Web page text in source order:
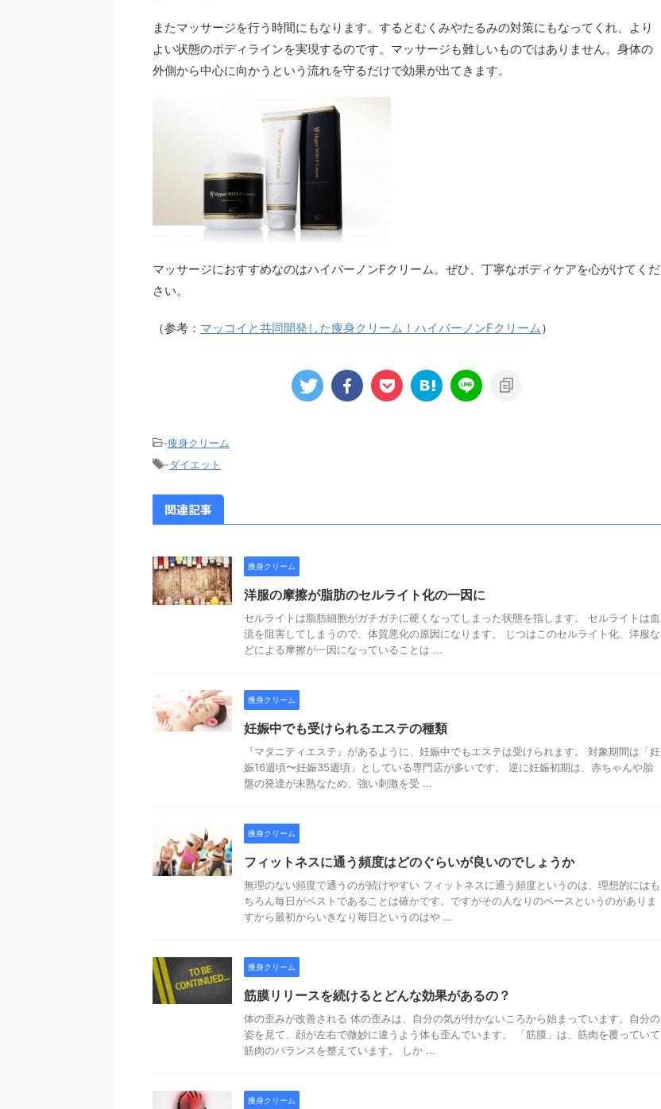
またマッサージを行う時間にもなります。するとむくみやたるみの対策にもなってくれ、より
よい状態のボディラインを実現するのです。マッサージも難しいものではありません。身体の
外側から中心に向かうという流れを守るだけで効果が出てきます。
マッサージにおすすめなのはハイパーノンFクリーム。ぜひ、丁寧なボディケアを心がけてくだ
さい。
（参考： マッコイと共同開発した痩身クリーム！ハイパーノンFクリーム）
-痩身クリーム
-ダイエット
関連記事
痩身クリーム
洋服の摩擦が脂肪のセルライト化の一因に
セルライトは脂肪細胞がガチガチに硬くなってしまった状態を指します。 セルライトは血
流を阻害してしまうので、体質悪化の原因になります。 じつはこのセルライト化、洋服な
どによる摩擦が一因になっていることは ...
痩身クリーム
妊娠中でも受けられるエステの種類
『マタニティエステ』があるように、妊娠中でもエステは受けられます。 対象期間は「妊
娠16週頃〜妊娠35週頃」としている専門店が多いです。 逆に妊娠初期は、赤ちゃんや胎
盤の発達が未熟なため、強い刺激を受 ...
痩身クリーム
フィットネスに通う頻度はどのぐらいが良いのでしょうか
無理のない頻度で通うのが続けやすい フィットネスに通う頻度というのは、理想的にはも
ちろん毎日がベストであることは確かです。ですがその人なりのペースというのがありま
すから最初からいきなり毎日というのはや ...
痩身クリーム
筋膜リリースを続けるとどんな効果があるの？
体の歪みが改善される 体の歪みは、自分の気が付かないころから始まっています。自分の
姿を見て、顔が左右で微妙に違うよう体も歪んでいます。 「筋膜」は、筋肉を覆っていて
筋肉のバランスを整えています。 しか ...
痩身クリーム